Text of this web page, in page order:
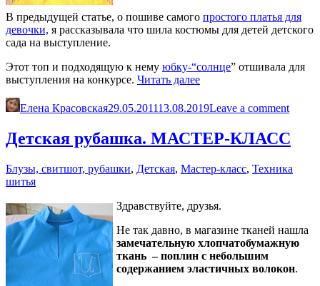
В предыдущей статье, о пошиве самого простого платья для
девочки, я рассказывала что шила костюмы для детей детского
сада на выступление.
Этот топ и подходящую к нему юбку-“солнце” отшивала для
выступления на конкурсе. Читать далее«Шьем
для
девочки»
Елена Красовская29.05.201113.08.2019Leave a comment
Детская рубашка. МАСТЕР-КЛАСС
Блузы, свитшот, рубашки, Детская, Мастер-класс, Техника
шитья
Здравствуйте, друзья.
Не так давно, в магазине тканей нашла
замечательную хлопчатобумажную
ткань – поплин с небольшим
содержанием эластичных волокон.